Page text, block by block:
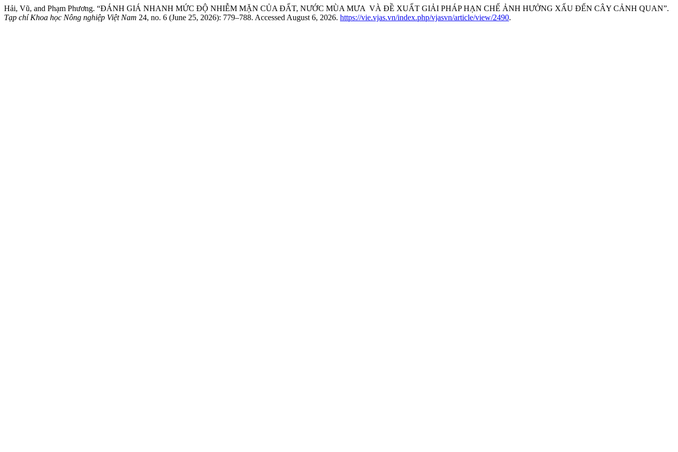
Hải, Vũ, and Phạm Phương. “ĐÁNH GIÁ NHANH MỨC ĐỘ NHIỄM MẶN CỦA ĐẤT, NƯỚC MÙA MƯA VÀ ĐỀ XUẤT GIẢI PHÁP HẠN CHẾ ẢNH HƯỞNG XẤU ĐẾN CÂY CẢNH QUAN”.
Tạp chí Khoa học Nông nghiệp Việt Nam 24, no. 6 (June 25, 2026): 779–788. Accessed August 6, 2026. https://vie.vjas.vn/index.php/vjasvn/article/view/2490.